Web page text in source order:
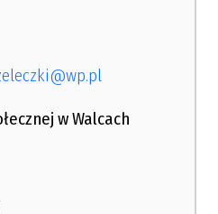
w Walcach